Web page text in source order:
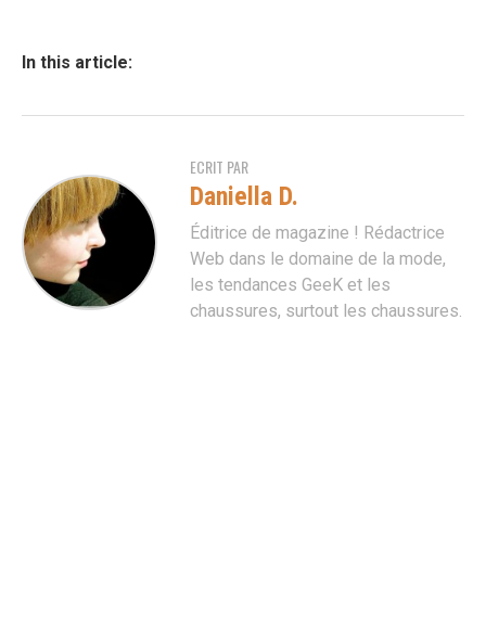
In this article:
ECRIT PAR
Daniella D.
Éditrice de magazine ! Rédactrice
Web dans le domaine de la mode,
les tendances GeeK et les
chaussures, surtout les chaussures.